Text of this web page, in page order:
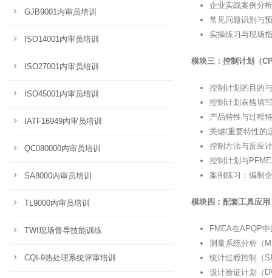
企业实战案例分
常见问题识别与
实操练习与现场
模块三：控制计划（
控制计划的目的
控制计划表格填
产品特性与过程
关键/重要特性的
控制方法与反应
控制计划与
案例练习：编制
模块四：配套工具应
FMEA在APQP
测量系统分析（
统计过程控制（
设计验证计划（
GJB9001内审员培训
ISO14001内审员培训
ISO27001内审员培训
ISO45001内审员培训
IATF16949内审员培训
QC080000内审员培训
SA8000内审员培训
TL9000内审员培训
TWI现场督导技能训练
CQI-9热处理系统评审培训